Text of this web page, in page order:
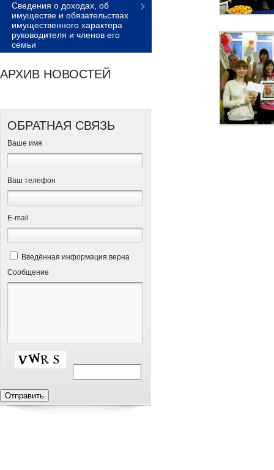
Сведения о доходах, об
имуществе и обязательствах
имущественного характера
руководителя и членов его
семьи
АРХИВ НОВОСТЕЙ
ОБРАТНАЯ СВЯЗЬ
Ваше имя
Ваш телефон
Е-mail
Введённая информация верна
Сообщение